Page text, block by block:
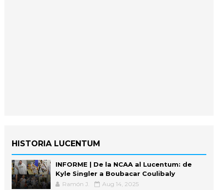
HISTORIA LUCENTUM
INFORME | De la NCAA al Lucentum: de
Kyle Singler a Boubacar Coulibaly
Ramón J. Aug 14, 2025